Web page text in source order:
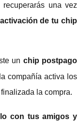
una vez
de tu chip
un chip postpago
compañía activa los
la compra.
con tus amigos y